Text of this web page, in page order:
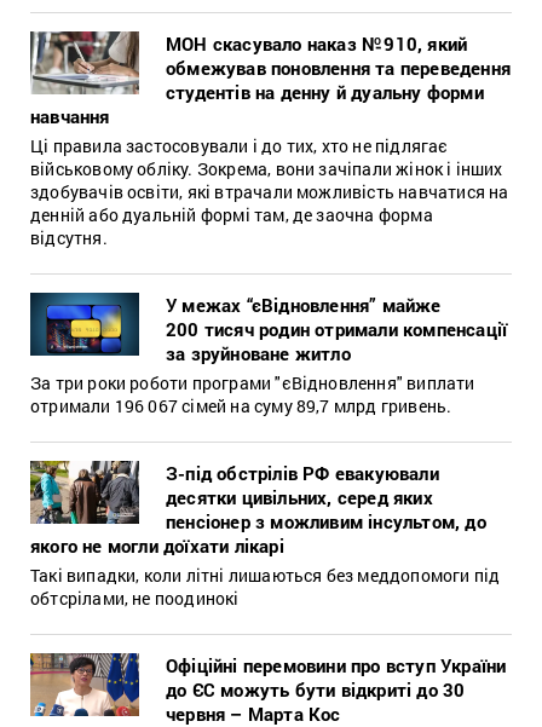
МОН скасувало наказ № 910, який
обмежував поновлення та переведення
студентів на денну й дуальну форми
навчання
Ці правила застосовували і до тих, хто не підлягає
військовому обліку. Зокрема, вони зачіпали жінок і інших
здобувачів освіти, які втрачали можливість навчатися на
денній або дуальній формі там, де заочна форма
відсутня.
У межах “єВідновлення” майже
200 тисяч родин отримали компенсації
за зруйноване житло
За три роки роботи програми "єВідновлення" виплати
отримали 196 067 сімей на суму 89,7 млрд гривень.
З-під обстрілів РФ евакуювали
десятки цивільних, серед яких
пенсіонер з можливим інсультом, до
якого не могли доїхати лікарі
Такі випадки, коли літні лишаються без меддопомоги під
обтсрілами, не поодинокі
Офіційні перемовини про вступ України
до ЄС можуть бути відкриті до 30
червня – Марта Кос